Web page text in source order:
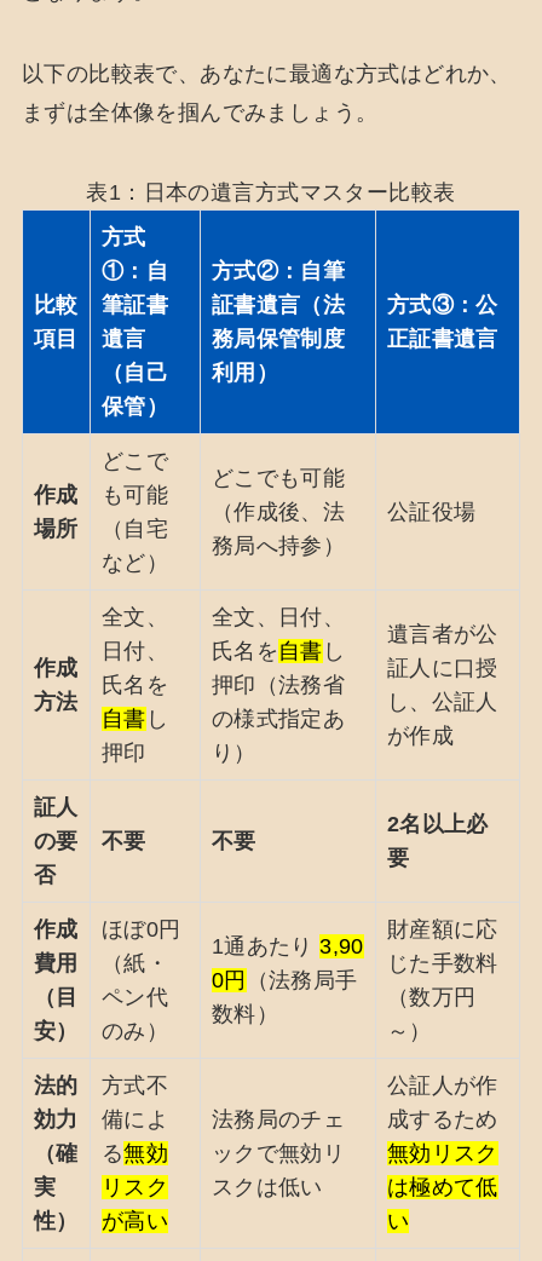
以下の比較表で、あなたに最適な方式はどれか、
まずは全体像を掴んでみましょう。
表1：日本の遺言方式マスター比較表
比較
項目
方式
①：自
筆証書
遺言
（自己
保管）
方式②：自筆
証書遺言（法
務局保管制度
利用）
方式③：公
正証書遺言
作成
場所
どこで
も可能
（自宅
など）
どこでも可能
（作成後、法
務局へ持参）
公証役場
作成
方法
全文、
日付、
氏名を
自書 し
押印
全文、日付、
氏名を 自書 し
押印（法務省
の様式指定あ
り）
遺言者が公
証人に口授
し、公証人
が作成
証人
の要
否
不要 不要
2名以上必
要
作成
費用
（目
安）
ほぼ0円
（紙・
ペン代
のみ）
1通あたり3,90
0円
（法務局手
数料）
財産額に応
じた手数料
（数万円
～）
法的
効力
（確
実
性）
方式不
備によ
る無効
リスク
が高い
法務局のチェ
ックで無効リ
スクは低い
公証人が作
成するため
無効リスク
は極めて低
い